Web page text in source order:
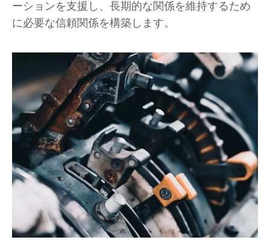
ーションを支援し、長期的な関係を維持するため
に必要な信頼関係を構築します。